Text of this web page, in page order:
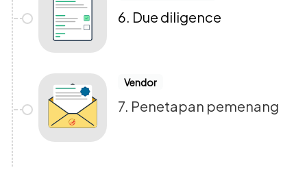
6. Due diligence
Vendor
7. Penetapan pemenang